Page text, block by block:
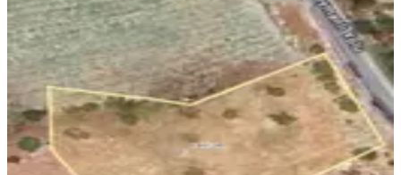
Tarla
Onikişubat, Süleymanlı Mahallesi
2910 m² ·1.031/m²· 31.07.2026
3.000.000 ₺